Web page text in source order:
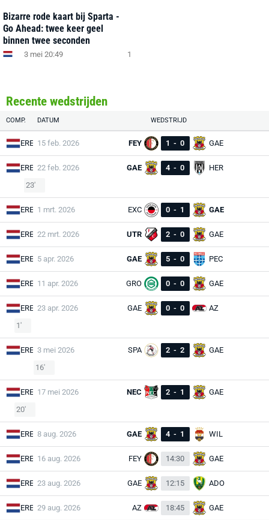
Bizarre rode kaart bij Sparta -
Go Ahead: twee keer geel
binnen twee seconden
3 mei 20:49 1
Recente wedstrijden
COMP. DATUM WEDSTRIJD
ERE 15 feb. 2026 FEY 1 - 0 GAE
ERE 22 feb. 2026 GAE 4 - 0
HER
23'
ERE 1 mrt. 2026 EXC 0 - 1 GAE
ERE 22 mrt. 2026 UTR 2 - 0 GAE
ERE 5 apr. 2026 GAE 5 - 0 PEC
ERE 11 apr. 2026 GRO 0 - 0 GAE
ERE 23 apr. 2026 GAE 0 - 0
AZ
1'
ERE 3 mei 2026 SPA 2 - 2
GAE
16'
ERE 17 mei 2026 NEC 2 - 1
GAE
20'
ERE 8 aug. 2026 GAE 4 - 1 WIL
ERE 16 aug. 2026 FEY 14:30 GAE
ERE 23 aug. 2026 GAE 12:15 ADO
ERE 29 aug. 2026 AZ 18:45 GAE